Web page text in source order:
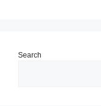
Search